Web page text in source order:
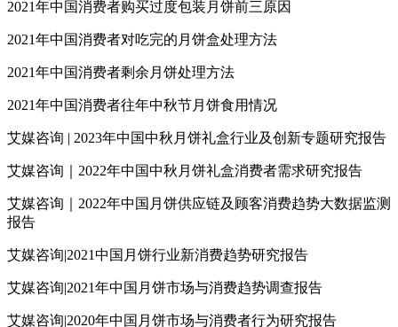
2021年中国消费者购买过度包装月饼前三原因
2021年中国消费者对吃完的月饼盒处理方法
2021年中国消费者剩余月饼处理方法
2021年中国消费者往年中秋节月饼食用情况
艾媒咨询 | 2023年中国中秋月饼礼盒行业及创新专题研究报告
艾媒咨询｜2022年中国中秋月饼礼盒消费者需求研究报告
艾媒咨询｜2022年中国月饼供应链及顾客消费趋势大数据监测
报告
艾媒咨询|2021中国月饼行业新消费趋势研究报告
艾媒咨询|2021年中国月饼市场与消费趋势调查报告
艾媒咨询|2020年中国月饼市场与消费者行为研究报告